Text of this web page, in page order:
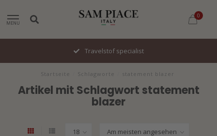
MENU
0
Travelstof specialist
Startseite Schlagworte statement blazer
Artikel mit Schlagwort statement
blazer